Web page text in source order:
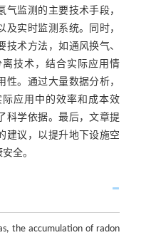
气监测的主要技术手段，
实时监测系统。同时，
术方法，如通风换气、
技术，结合实际应用情
。通过大量数据分析，
应用中的效率和成本效
科学依据。最后，文章提
建议，以提升地下设施空
全。
the accumulation of radon